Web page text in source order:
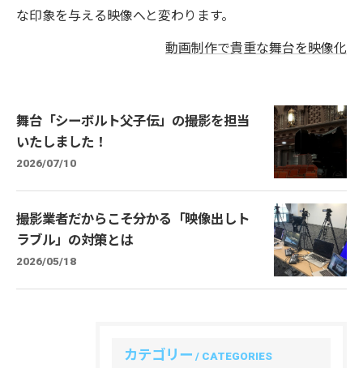
な印象を与える映像へと変わります。
動画制作で貴重な舞台を映像化
舞台「シーボルト父子伝」の撮影を担当
いたしました！
2026/07/10
撮影業者だからこそ分かる「映像出しト
ラブル」の対策とは
2026/05/18
カテゴリー CATEGORIES